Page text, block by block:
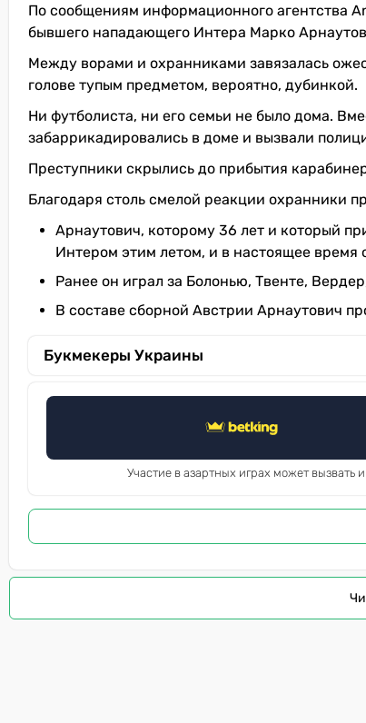
По сообщениям информационного агентства
бывшего нападающего Интера Марко
Между ворами и охранниками завязалась
голове тупым предметом, вероятно, дубинкой.
Ни футболиста, ни его семьи не было дома.
забаррикадировались в доме и вызвали
Преступники скрылись до прибытия
Благодаря столь смелой реакции охранники
Арнаутович, которому 36 лет и который
Интером этим летом, и в настоящее время
Ранее он играл за Болонью, Твенте,
В составе сборной Австрии Арнаутович
Букмекеры Украины
Участие в азартных играх может вызвать